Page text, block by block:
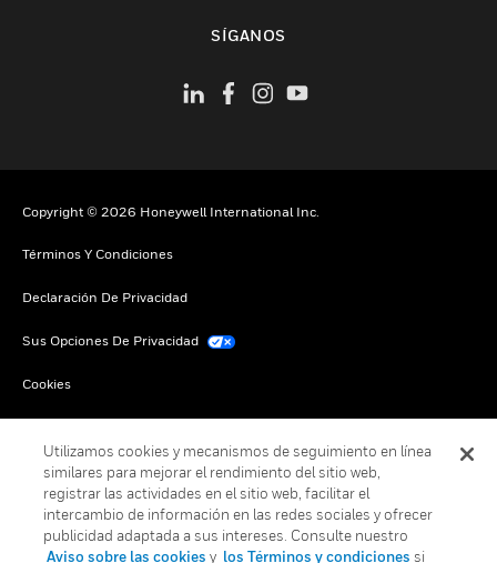
SÍGANOS
Copyright © 2026 Honeywell International Inc.
Términos Y Condiciones
Declaración De Privacidad
Sus Opciones De Privacidad
Cookies
Utilizamos cookies y mecanismos de seguimiento en línea
similares para mejorar el rendimiento del sitio web,
registrar las actividades en el sitio web, facilitar el
intercambio de información en las redes sociales y ofrecer
publicidad adaptada a sus intereses. Consulte nuestro
Aviso sobre las cookies y los Términos y condiciones si